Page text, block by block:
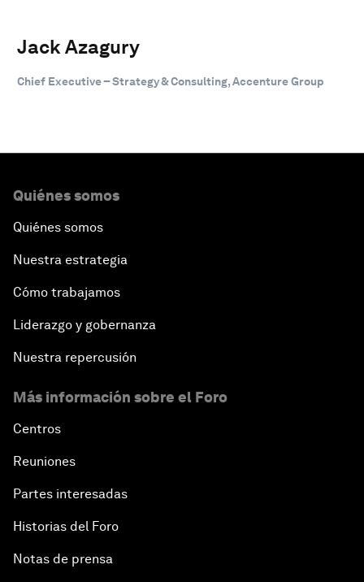
Jack Azagury
Chief Executive – Strategy & Consulting, Accenture Group
Quiénes somos
Quiénes somos
Nuestra estrategia
Cómo trabajamos
Liderazgo y gobernanza
Nuestra repercusión
Más información sobre el Foro
Centros
Reuniones
Partes interesadas
Historias del Foro
Notas de prensa